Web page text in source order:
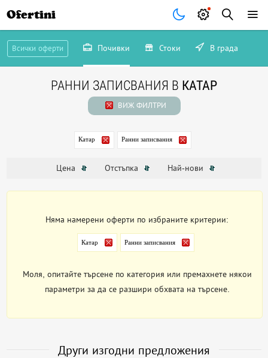
Ofertini
Всички оферти Почивки Стоки В града
РАННИ ЗАПИСВАНИЯ В КАТАР
ВИЖ ФИЛТРИ
Катар Ранни записвания
Цена Отстъпка Най-нови
Няма намерени оферти по избраните критерии:
Катар Ранни записвания
Моля, опитайте търсене по категория или премахнете някои
параметри за да се разшири обхвата на търсене.
Други изгодни предложения